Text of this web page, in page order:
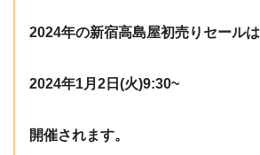
2024年の新宿高島屋初売りセールは
2024年1月2日(火)9:30~
開催されます。